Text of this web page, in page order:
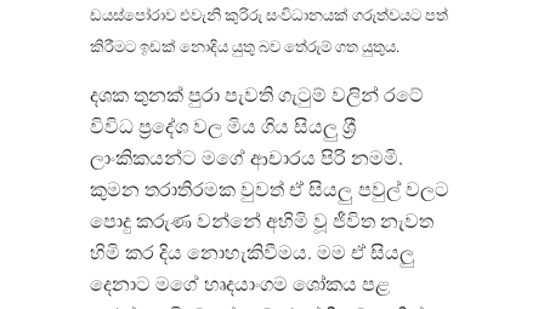
ඩයස්පෝරාව එවැනි කුරිරු සංවිධානයක් ගරුත්වයට පත්
කිරීමට ඉඩක් නොදිය යුතු බව තේරුම් ගත යුතුය.
දශක තුනක් පුරා පැවති ගැටුම් වලින් රටේ
විවිධ ප‍්‍රදේශ වල මිය ගිය සියලු ශ‍්‍රී
ලාංකිකයන්ට මගේ ආචාරය පිරි නමමි.
කුමන තරාතිරමක වුවත් ඒ සියලු පවුල් වලට
පොදු කරුණ වන්නේ අහිමි වූ ජීවිත නැවත
හිමි කර දිය නොහැකිවීමය. මම ඒ සියලු
දෙනාට මගේ හෘදයාංගම ශෝකය පළ